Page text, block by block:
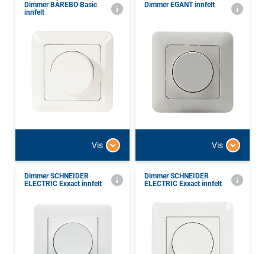
Dimmer BÅREBO Basic
innfelt
Vis
Dimmer EGANT innfelt
Vis
Dimmer SCHNEIDER
ELECTRIC Exxact innfelt
Dimmer SCHNEIDER
ELECTRIC Exxact innfelt